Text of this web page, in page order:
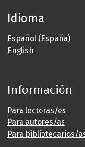
Idioma
Español (España)
English
Información
Para lectoras/es
Para autores/as
Para bibliotecarios/